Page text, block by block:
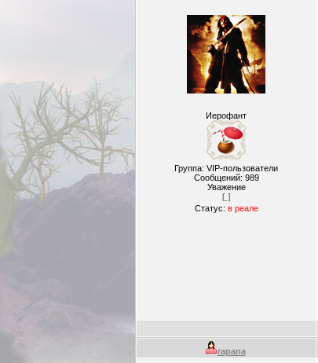
Иерофант
Группа: VIP-пользователи
Сообщений: 989
Уважение
[ ]
Статус: в реале
rapana